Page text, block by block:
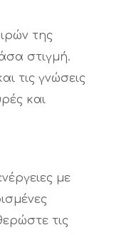
της
στιγμή.
τις γνώσεις
και
με
τις